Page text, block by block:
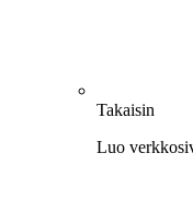
Takaisin
Luo